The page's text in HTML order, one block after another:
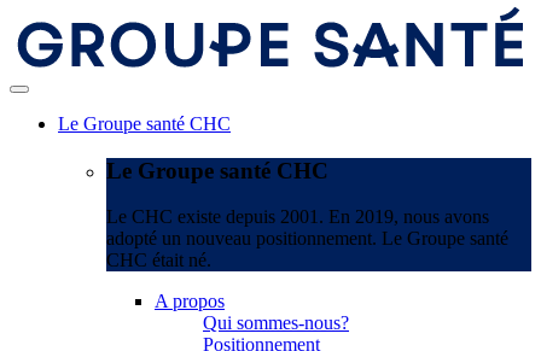
Le Groupe santé CHC
Le Groupe santé CHC
Le CHC existe depuis 2001. En 2019, nous avons
adopté un nouveau positionnement. Le Groupe santé
CHC était né.
A propos
Qui sommes-nous?
Positionnement